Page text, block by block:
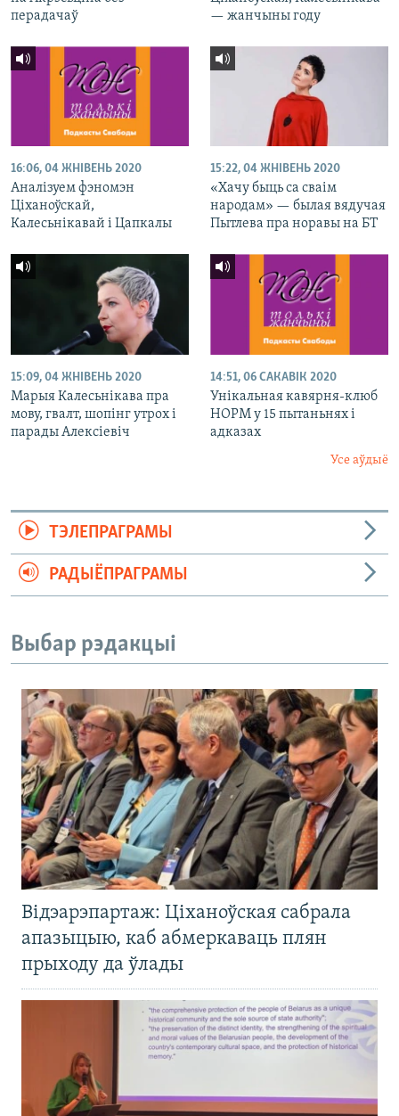
перадачаў
— жанчыны году
16:06, 04 ЖНІВЕНЬ 2020
Аналізуем фэномэн
Ціханоўскай,
Калесьнікавай і Цапкалы
15:22, 04 ЖНІВЕНЬ 2020
«Хачу быць са сваім
народам» — былая вядучая
Пытлева пра норавы на БТ
15:09, 04 ЖНІВЕНЬ 2020
Марыя Калесьнікава пра
мову, гвалт, шопінг утрох і
парады Алексіевіч
14:51, 06 САКАВІК 2020
Унікальная кавярня-клюб
НОРМ у 15 пытаньнях і
адказах
Усе аўдыё
ТЭЛЕПРАГРАМЫ
РАДЫЁПРАГРАМЫ
Выбар рэдакцыі
Відэарэпартаж: Ціханоўская сабрала
апазыцыю, каб абмеркаваць плян
прыходу да ўлады